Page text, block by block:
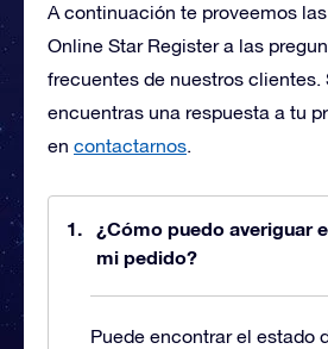
A continuación te proveemos
Online Star Register a las
frecuentes de nuestros clientes.
encuentras una respuesta a tu
en contactarnos.
¿Cómo puedo averiguar
mi pedido?
Puede encontrar el estado